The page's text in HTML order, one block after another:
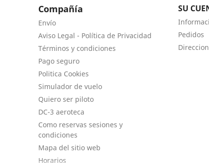
Compañía
Envío
Aviso Legal - Política de Privacidad
Términos y condiciones
Pago seguro
Politica Cookies
Simulador de vuelo
Quiero ser piloto
DC-3 aeroteca
Como reservas sesiones y
condiciones
Mapa del sitio web
Horarios
SU
Pedidos